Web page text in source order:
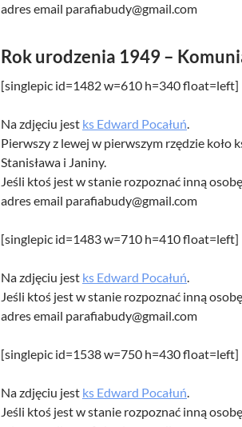
adres email parafiabudy@gmail.com
Rok urodzenia 1949 –
[singlepic id=1482 w=610 h=340 float=left]
Na zdjęciu jest ks Edward Pocałuń.
Pierwszy z lewej w pierwszym rzędzie koło
Stanisława i Janiny.
Jeśli ktoś jest w stanie rozpoznać inną
adres email parafiabudy@gmail.com
[singlepic id=1483 w=710 h=410 float=left]
Na zdjęciu jest ks Edward Pocałuń.
Jeśli ktoś jest w stanie rozpoznać inną
adres email parafiabudy@gmail.com
[singlepic id=1538 w=750 h=430 float=left]
Na zdjęciu jest ks Edward Pocałuń.
Jeśli ktoś jest w stanie rozpoznać inną